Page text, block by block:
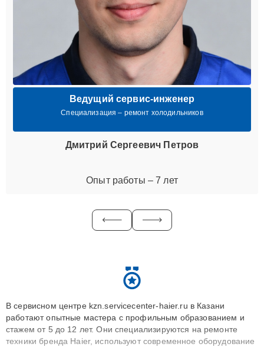
Ведущий сервис-инженер
Специализация – ремонт холодильников
Дмитрий Сергеевич Петров
Опыт работы – 7 лет
В сервисном центре kzn.servicecenter-haier.ru в Казани
работают опытные мастера с профильным образованием и
стажем от 5 до 12 лет. Они специализируются на ремонте
техники бренда Haier, используют современное оборудование